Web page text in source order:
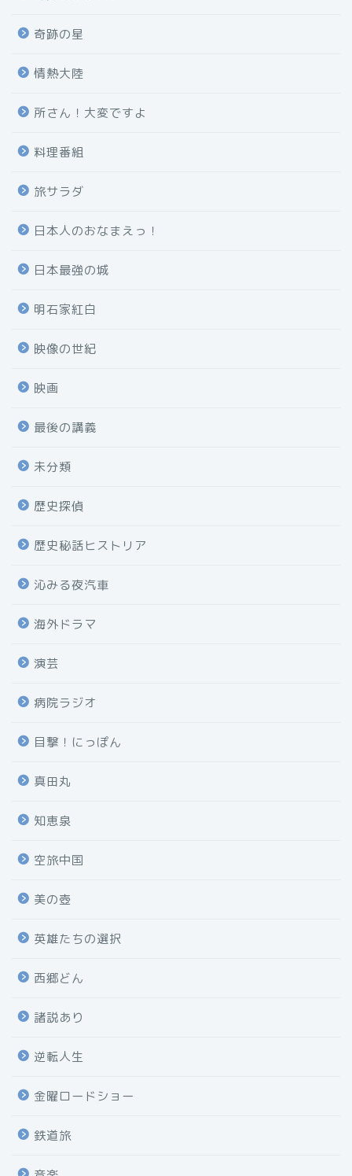
奇跡の星
情熱大陸
所さん！大変ですよ
料理番組
旅サラダ
日本人のおなまえっ！
日本最強の城
明石家紅白
映像の世紀
映画
最後の講義
未分類
歴史探偵
歴史秘話ヒストリア
沁みる夜汽車
海外ドラマ
演芸
病院ラジオ
目撃！にっぽん
真田丸
知恵泉
空旅中国
美の壺
英雄たちの選択
西郷どん
諸説あり
逆転人生
金曜ロードショー
鉄道旅